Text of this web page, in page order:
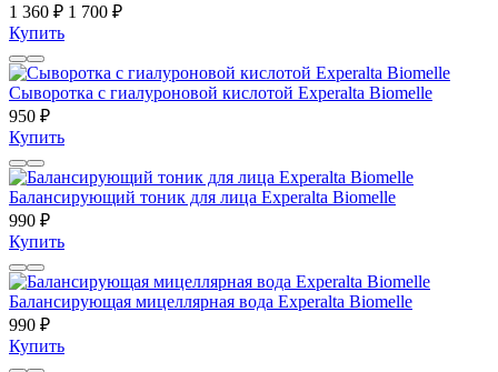
1 360 ₽ 1 700 ₽
Купить
Сыворотка с гиалуроновой кислотой Experalta Biomelle
950 ₽
Купить
Балансирующий тоник для лица Experalta Biomelle
990 ₽
Купить
Балансирующая мицеллярная вода Experalta Biomelle
990 ₽
Купить